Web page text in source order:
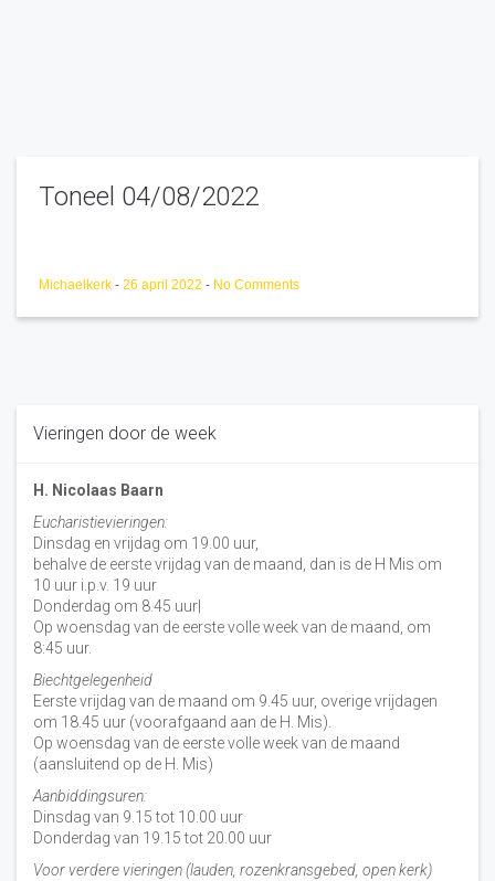
Toneel 04/08/2022
Michaelkerk - 26 april 2022 - No Comments
Vieringen door de week
H. Nicolaas Baarn
Eucharistievieringen:
Dinsdag en vrijdag om 19.00 uur,
behalve de eerste vrijdag van de maand, dan is de H Mis om
10 uur i.p.v. 19 uur
Donderdag om 8.45 uur|
Op woensdag van de eerste volle week van de maand, om
8:45 uur.
Biechtgelegenheid
Eerste vrijdag van de maand om 9.45 uur, overige vrijdagen
om 18.45 uur (voorafgaand aan de H. Mis).
Op woensdag van de eerste volle week van de maand
(aansluitend op de H. Mis)
Aanbiddingsuren:
Dinsdag van 9.15 tot 10.00 uur
Donderdag van 19.15 tot 20.00 uur
Voor verdere vieringen (lauden, rozenkransgebed, open kerk)